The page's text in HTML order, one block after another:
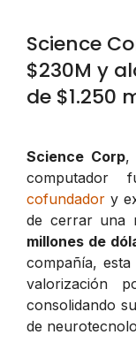
Science
$230M y
de $1.250
Science Corp,
computador
cofundador y
de cerrar una
millones de
compañía,
valorización
consolidando
de